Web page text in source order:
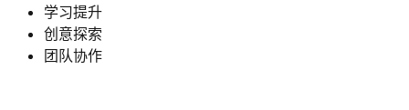
学习提升
创意探索
团队协作